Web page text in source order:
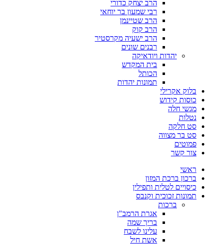
הרב יצחק כדורי
רבי שמעון בר יוחאי
הרב שטיינמן
הרב קוק
הרב ישעיה מקרסטיר
רבנים שונים
יהדות ויודאיקה
בית המקדש
הכותל
תמונות יהדות
בלוק אקרילי
כוסות קידוש
מגשי חלה
נטלות
סט חלקה
סט בר מצווה
פמוטים
צור קשר
ראשי
ברכון ברכת המזון
כיסויים לטלית ותפילין
תמונות זכוכית וקנבס
ברכות
אגרת הרמב"ן
בריך שמה
עלינו לשבח
אשת חיל